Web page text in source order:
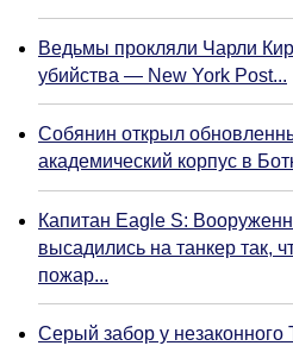
Ведьмы прокляли Чарли
убийства — New York Post...
Собянин открыл
академический корпус в
Капитан Eagle S:
высадились на танкер так,
пожар...
Серый забор у